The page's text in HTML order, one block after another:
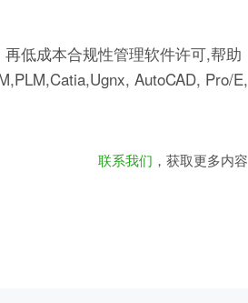
低成本合规性管理软件许可,帮助
AutoCAD, Pro/E,
联系我们 ，获取更多内容